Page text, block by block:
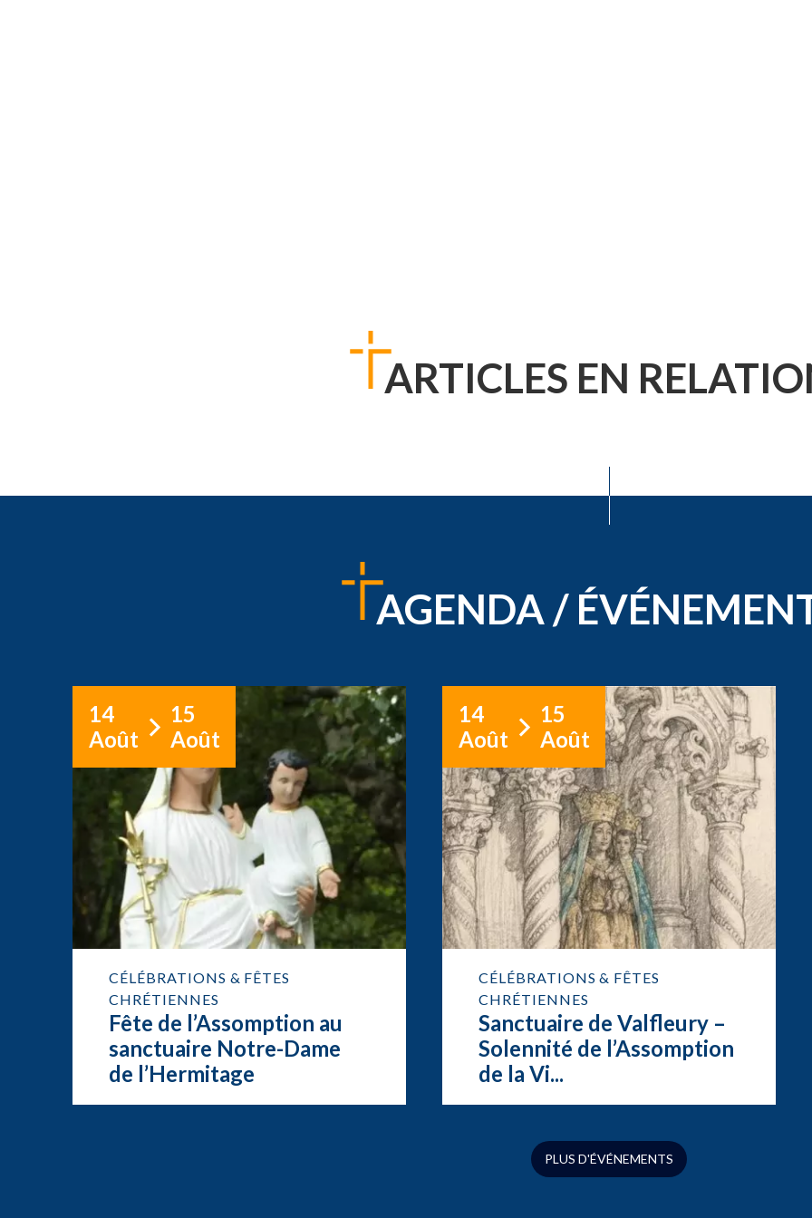
ARTICLES EN
AGENDA /
PLUS D'ÉVÉNEMENTS
14
Août
15
Août
CÉLÉBRATIONS & FÊTES
CHRÉTIENNES
Fête de l’Assomption au
sanctuaire Notre-Dame
de l’Hermitage
14
Août
15
Août
CÉLÉBRATIONS & FÊTES
CHRÉTIENNES
Sanctuaire de Valfleury –
Solennité de l’Assomption
de la Vi...